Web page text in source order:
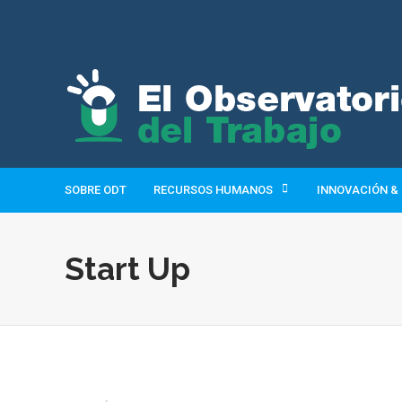
SOBRE ODT RECURSOS HUMANOS INNOVACIÓN &
Start Up